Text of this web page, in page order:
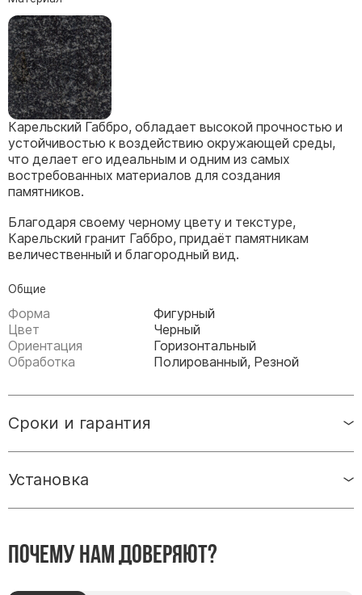
Скульптуры, барельефы и бюсты из бронзы
Памятники с фотокерамикой
Памятники младенцу
Памятники двойные
Памятники женщине
Памятники жене
Памятники девушке
Памятники мужчине
Памятники дедушке
Памятники мужу
Памятники отцу
Памятники парню
Памятники врачу
Памятники индивидуальные
Карельский Габбро, обладает высокой прочностью и
устойчивостью к воздействию окружающей среды,
что делает его идеальным и одним из самых
востребованных материалов для создания
памятников.
Благодаря своему черному цвету и текстуре,
Карельский гранит Габбро, придаёт памятникам
величественный и благородный вид.
Общие
Форма
Фигурный
Цвет
Черный
Ориентация
Горизонтальный
Обработка
Полированный, Резной
Сроки и гарантия
Установка
Почему нам доверяют?